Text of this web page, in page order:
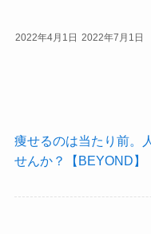
2022年4月1日 2022年7月1日
痩せるのは当たり前。
せんか？【BEYOND】